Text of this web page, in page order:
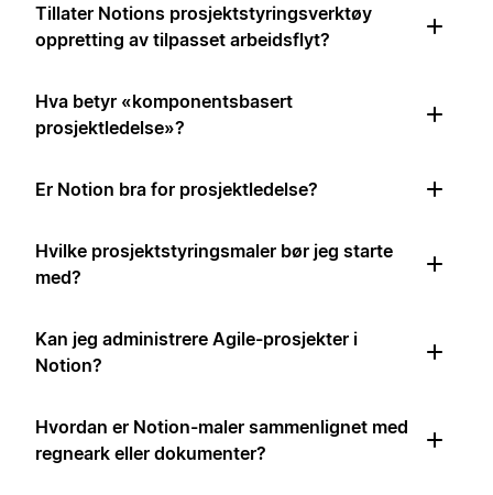
Tillater Notions prosjektstyringsverktøy
oppretting av tilpasset arbeidsflyt?
Hva betyr «komponentsbasert
prosjektledelse»?
Er Notion bra for prosjektledelse?
Hvilke prosjektstyringsmaler bør jeg starte
med?
Kan jeg administrere Agile-prosjekter i
Notion?
Hvordan er Notion-maler sammenlignet med
regneark eller dokumenter?